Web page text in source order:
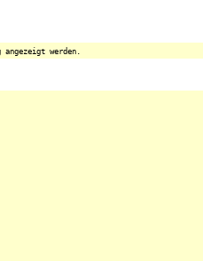
werden.